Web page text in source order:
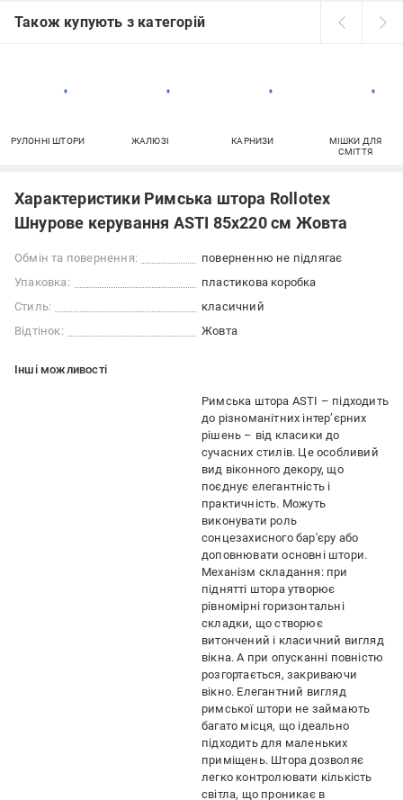
Також купують з категорій
РУЛОННІ ШТОРИ ЖАЛЮЗІ КАРНИЗИ
МІШКИ ДЛЯ
СМІТТЯ
Характеристики Римська штора Rollotex
Шнурове керування ASTI 85x220 см Жовта
Обмін та повернення:
поверненню не підлягає
Упаковка:
пластикова коробка
Стиль:
класичний
Відтінок:
Жовта
Iншi можливостi
Римська штора ASTI – підходить
до різноманітних інтер’єрних
рішень – від класики до
сучасних стилів. Це особливий
вид віконного декору, що
поєднує елегантність і
практичність. Можуть
виконувати роль
сонцезахисного бар'єру або
доповнювати основні штори.
Механізм складання: при
піднятті штора утворює
рівномірні горизонтальні
складки, що створює
витончений і класичний вигляд
вікна. А при опусканні повністю
розгортається, закриваючи
вікно. Елегантний вигляд
римської штори не займають
багато місця, що ідеально
підходить для маленьких
приміщень. Штора дозволяє
легко контролювати кількість
світла, що проникає в